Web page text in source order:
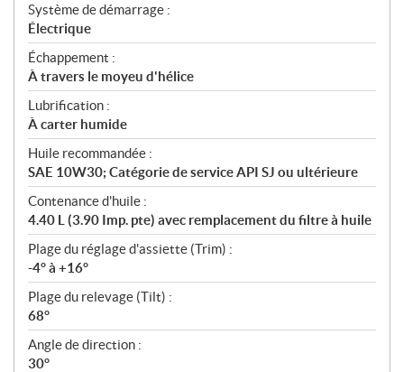
Système de démarrage :
Électrique
Échappement :
À travers le moyeu d'hélice
Lubrification :
À carter humide
Huile recommandée :
SAE 10W30; Catégorie de service API SJ ou ultérieure
Contenance d'huile :
4.40 L (3.90 Imp. pte) avec remplacement du filtre à huile
Plage du réglage d'assiette (Trim) :
-4° à +16°
Plage du relevage (Tilt) :
68°
Angle de direction :
30°